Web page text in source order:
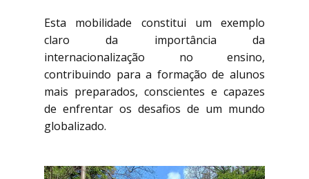
Esta mobilidade constitui um exemplo
claro da importância da
internacionalização no ensino,
contribuindo para a formação de alunos
mais preparados, conscientes e capazes
de enfrentar os desafios de um mundo
globalizado.